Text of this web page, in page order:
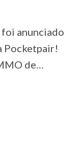
anunciado
Pocketpair!
de